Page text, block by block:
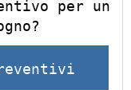
per un